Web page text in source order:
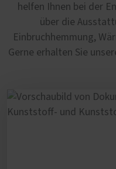
helfen Ihnen bei der
über die
Einbruchhemmung,
Gerne erhalten Sie